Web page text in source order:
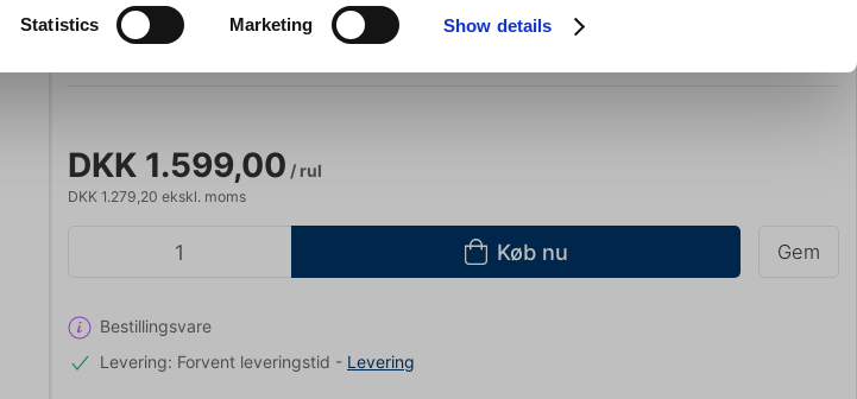
Statistics Marketing Show details
Overtræk t.stikvogn 60x40 200 stk
DKK 1.599,00 / rul
DKK 1.279,20 ekskl. moms
Køb nu Gem
Bestillingsvare
Levering: Forvent leveringstid - Levering